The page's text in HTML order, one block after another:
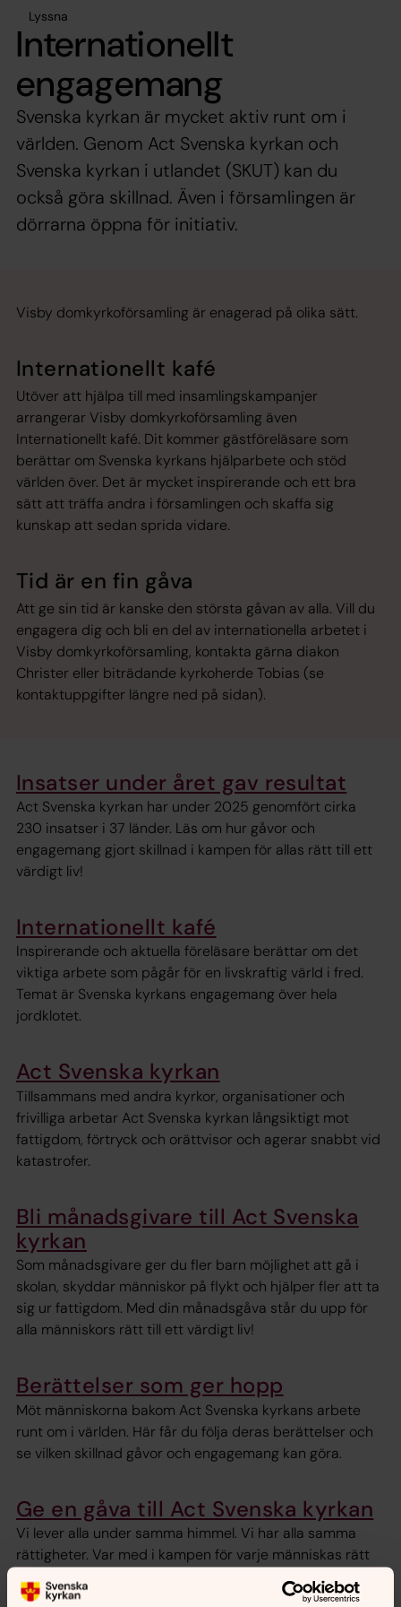
Lyssna
Internationellt
engagemang
Svenska kyrkan är mycket aktiv runt om i
världen. Genom Act Svenska kyrkan och
Svenska kyrkan i utlandet (SKUT) kan du
också göra skillnad. Även i församlingen är
dörrarna öppna för initiativ.
Visby domkyrkoförsamling är enagerad på olika sätt.
Internationellt kafé
Utöver att hjälpa till med insamlingskampanjer
arrangerar Visby domkyrkoförsamling även
Internationellt kafé. Dit kommer gästföreläsare som
berättar om Svenska kyrkans hjälparbete och stöd
världen över. Det är mycket inspirerande och ett bra
sätt att träffa andra i församlingen och skaffa sig
kunskap att sedan sprida vidare.
Tid är en fin gåva
Att ge sin tid är kanske den största gåvan av alla. Vill du
engagera dig och bli en del av internationella arbetet i
Visby domkyrkoförsamling, kontakta gärna diakon
Christer eller biträdande kyrkoherde Tobias (se
kontaktuppgifter längre ned på sidan).
Insatser under året gav resultat
Act Svenska kyrkan har under 2025 genomfört cirka
230 insatser i 37 länder. Läs om hur gåvor och
engagemang gjort skillnad i kampen för allas rätt till ett
värdigt liv!
Internationellt kafé
Inspirerande och aktuella föreläsare berättar om det
viktiga arbete som pågår för en livskraftig värld i fred.
Temat är Svenska kyrkans engagemang över hela
jordklotet.
Act Svenska kyrkan
Tillsammans med andra kyrkor, organisationer och
frivilliga arbetar Act Svenska kyrkan långsiktigt mot
fattigdom, förtryck och orättvisor och agerar snabbt vid
katastrofer.
Bli månadsgivare till Act Svenska
kyrkan
Som månadsgivare ger du fler barn möjlighet att gå i
skolan, skyddar människor på flykt och hjälper fler att ta
sig ur fattigdom. Med din månadsgåva står du upp för
alla människors rätt till ett värdigt liv!
Berättelser som ger hopp
Möt människorna bakom Act Svenska kyrkans arbete
runt om i världen. Här får du följa deras berättelser och
se vilken skillnad gåvor och engagemang kan göra.
Ge en gåva till Act Svenska kyrkan
Vi lever alla under samma himmel. Vi har alla samma
rättigheter. Var med i kampen för varje människas rätt